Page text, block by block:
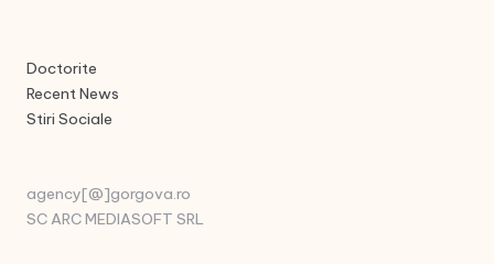
Doctorite
Recent News
Stiri Sociale
agency[@]gorgova.ro
SC ARC MEDIASOFT SRL